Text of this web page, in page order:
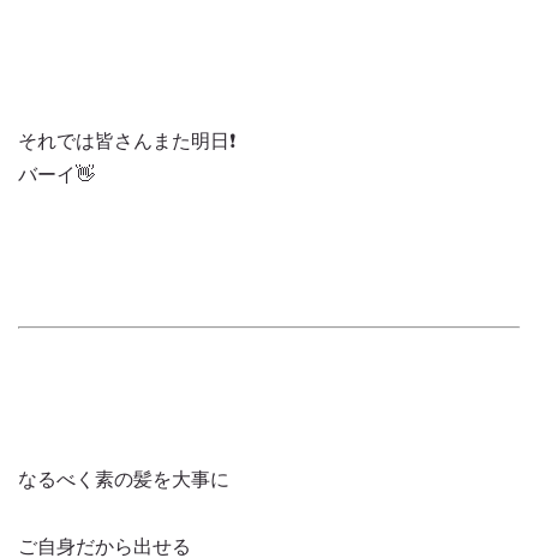
それでは皆さんまた明日❗️
バーイ👋
なるべく素の髪を大事に
ご自身だから出せる